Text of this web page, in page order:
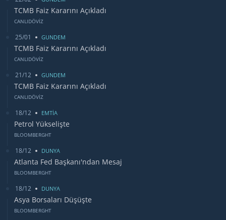
TCMB Faiz Kararını Açıkladı
CANLIDÖVİZ
25/01 GUNDEM
TCMB Faiz Kararını Açıkladı
CANLIDÖVİZ
21/12 GUNDEM
TCMB Faiz Kararını Açıkladı
CANLIDÖVİZ
18/12 EMTİA
Petrol Yükselişte
BLOOMBERGHT
18/12 DUNYA
Atlanta Fed Başkanı'ndan Mesaj
BLOOMBERGHT
18/12 DUNYA
Asya Borsaları Düşüşte
BLOOMBERGHT